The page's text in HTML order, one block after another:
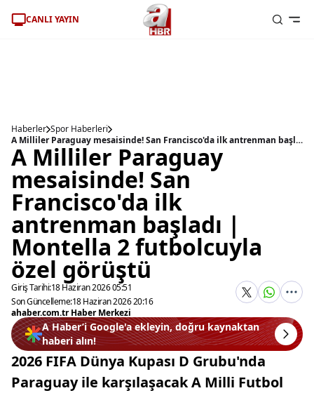
CANLI YAYIN
Haberler Spor Haberleri
A Milliler Paraguay mesaisinde! San Francisco'da ilk antrenman başladı | Montella 2 futbolcuyla özel görüştü
A Milliler Paraguay
mesaisinde! San
Francisco'da ilk
antrenman başladı |
Montella 2 futbolcuyla
özel görüştü
Giriş Tarihi:18 Haziran 2026 05:51
Son Güncelleme:18 Haziran 2026 20:16
ahaber.com.tr Haber Merkezi
A Haber’i Google'a ekleyin, doğru kaynaktan
haberi alın!
2026 FIFA Dünya Kupası D Grubu'nda
Paraguay ile karşılaşacak A Milli Futbol